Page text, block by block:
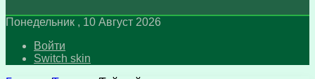
Понедельник , 10 Август 2026
Войти
Switch skin